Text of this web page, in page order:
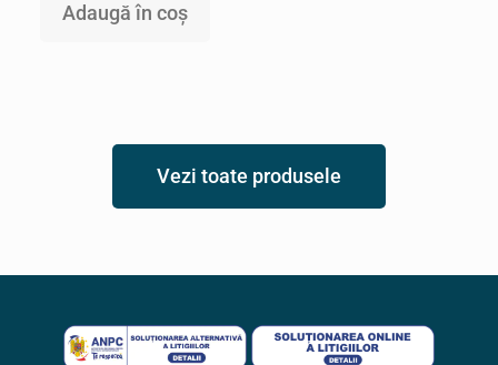
Adaugă în coș
Vezi toate produsele